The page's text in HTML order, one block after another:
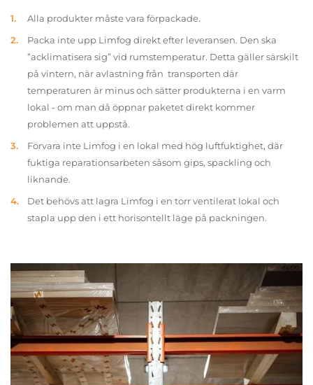
Alla produkter måste vara förpackade.
Packa inte upp Limfog direkt efter leveransen. Den ska
”acklimatisera sig” vid rumstemperatur. Detta gäller särskilt
på vintern, när avlastning från transporten där
temperaturen är minus och sätter produkterna i en varm
lokal - om man då öppnar paketet direkt kommer
problemen att uppstå.
Förvara inte Limfog i en lokal med hög luftfuktighet, där
fuktiga reparationsarbeten såsom gips, spackling och
liknande.
Det behövs att lagra Limfog i en torr ventilerat lokal och
stapla upp den i ett horisontellt läge på packningen.